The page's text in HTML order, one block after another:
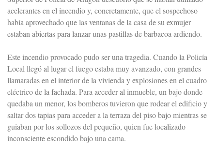
acelerantes en el incendio y, concretamente, que el sospechoso
había aprovechado que las ventanas de la casa de su exmujer
estaban abiertas para lanzar unas pastillas de barbacoa ardiendo.
Este incendio provocado pudo ser una tragedia. Cuando la Policía
Local llegó al lugar el fuego estaba muy avanzado, con grandes
llamaradas en el interior de la vivienda y explosiones en el cuadro
eléctrico de la fachada. Para acceder al inmueble, un bajo donde
quedaba un menor, los bomberos tuvieron que rodear el edificio y
saltar dos tapias para acceder a la terraza del piso bajo mientras se
guiaban por los sollozos del pequeño, quien fue localizado
inconsciente escondido bajo una cama.